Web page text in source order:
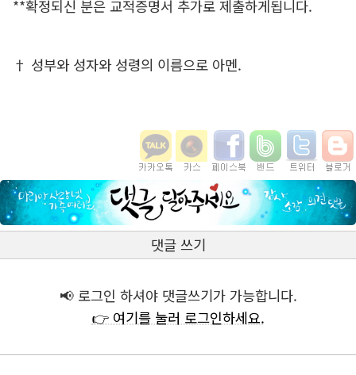
**확정되신 분은 교적증명서 추가로 제출하게됩니다.
† 성부와 성자와 성령의 이름으로 아멘.
댓글 쓰기
📢 로그인 하셔야 댓글쓰기가 가능합니다.
👉 여기를 눌러 로그인하세요.